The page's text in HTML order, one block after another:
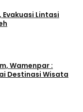
Evakuasi Lintasi
Wamenpar :
Destinasi Wisata